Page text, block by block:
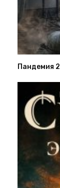
Пандемия